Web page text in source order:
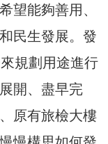
望能夠善用、
民生發展。發
規劃用途進行
開、盡早完
原有旅檢大樓